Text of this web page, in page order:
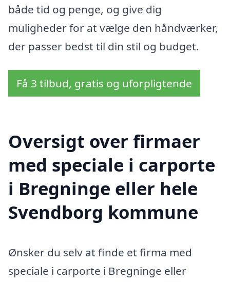
både tid og penge, og give dig
muligheder for at vælge den håndværker,
der passer bedst til din stil og budget.
Få 3 tilbud, gratis og uforpligtende
Oversigt over firmaer
med speciale i carporte
i Bregninge eller hele
Svendborg kommune
Ønsker du selv at finde et firma med
speciale i carporte i Bregninge eller